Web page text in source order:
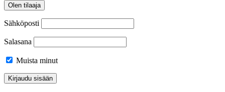
Olen tilaaja
Sähköposti
Salasana
Muista minut